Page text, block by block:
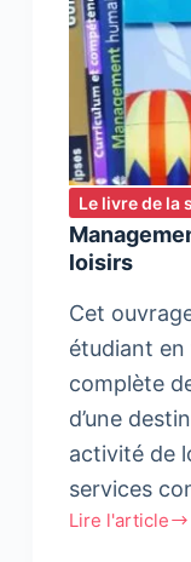
Le livre de la
loisirs
Cet
étudiant en
complète
d’une
activité de
services
Lire l'article
Management